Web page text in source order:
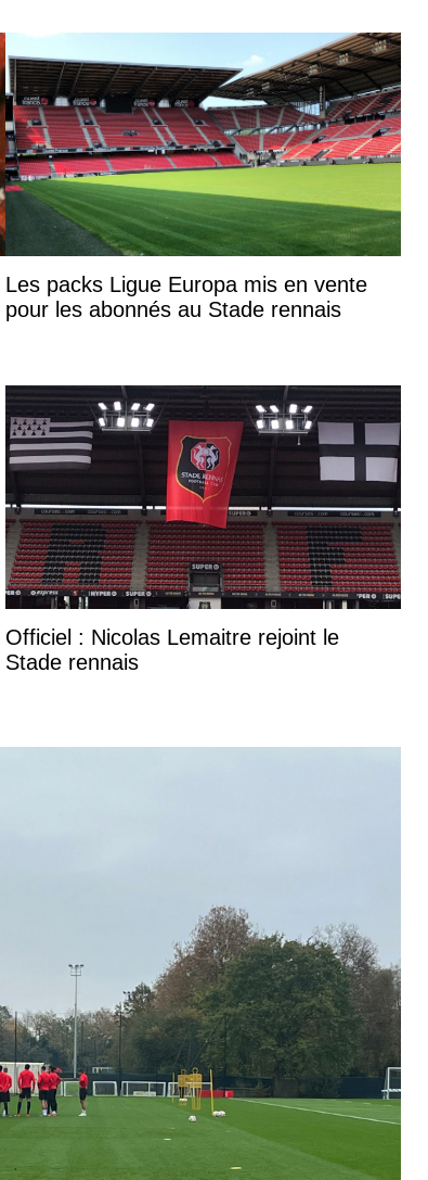
Les packs Ligue Europa mis en vente
pour les abonnés au Stade rennais
Officiel : Nicolas Lemaitre rejoint le
Stade rennais